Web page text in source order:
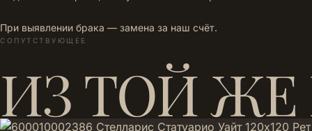
При выявлении брака — замена за наш счёт.
СОПУТСТВУЮЩЕЕ
ИЗ ТОЙ ЖЕ